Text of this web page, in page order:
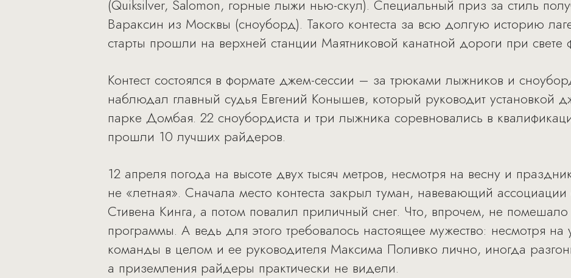
(Quiksilver, Salomon, горные лыжи нью-скул). Специальный приз за стиль
Вараксин из Москвы (сноуборд). Такого контеста за всю долгую историю
старты прошли на верхней станции Маятниковой канатной дороги при свете
Контест состоялся в формате джем-сессии – за трюками лыжников и
наблюдал главный судья Евгений Конышев, который руководит установкой
парке Домбая. 22 сноубордиста и три лыжника соревновались в
прошли 10 лучших райдеров.
12 апреля погода на высоте двух тысяч метров, несмотря на весну и
не «летная». Сначала место контеста закрыл туман, навевающий
Стивена Кинга, а потом повалил приличный снег. Что, впрочем, не помешало
программы. А ведь для этого требовалось настоящее мужество: несмотря на
команды в целом и ее руководителя Максима Поливко лично, иногда
а приземления райдеры практически не видели.